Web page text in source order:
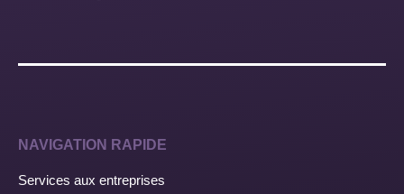
NAVIGATION RAPIDE
Services aux entreprises